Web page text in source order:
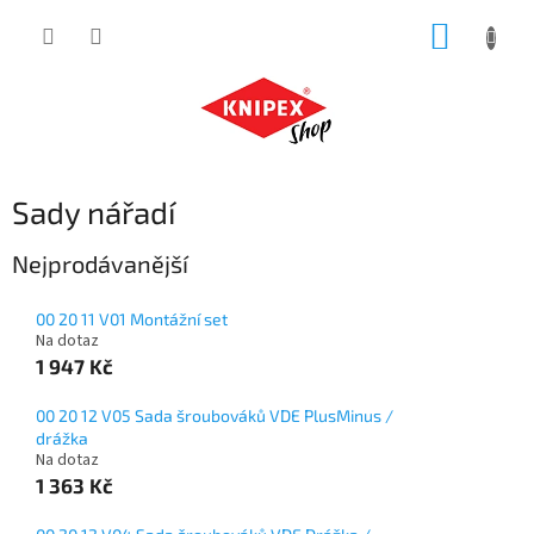
Sady nářadí
Nejprodávanější
00 20 11 V01 Montážní set
Na dotaz
1 947 Kč
00 20 12 V05 Sada šroubováků VDE PlusMinus /
drážka
Na dotaz
1 363 Kč